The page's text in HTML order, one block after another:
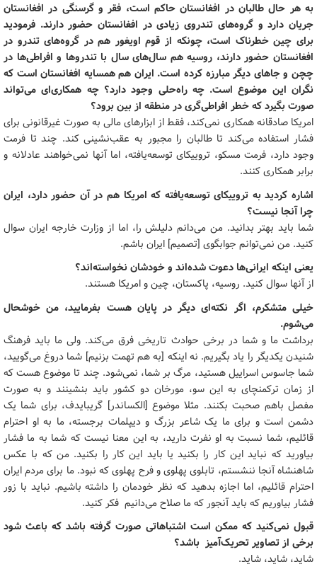
به هر حال طالبان در افغانستان حاکم است، فقر و گرسنگی در افغانستان
جریان دارد و گروه‌های تندروی زیادی در افغانستان حضور دارند. فرمودید
برای چین خطرناک است، چونکه از قوم اویغور هم در گروه‌های تندرو در
افغانستان حضور دارند، روسیه هم سال‌های سال با تندروها و افراطی‌ها در
چچن و جاهای دیگر مبارزه کرده است. ایران هم همسایه افغانستان است که
نگران این موضوع است. چه راه‌حلی وجود دارد؟ چه همکاری‌ای می‌تواند
صورت بگیرد که خطر افراطی‌گری در منطقه از بین برود؟
امریکا صادقانه همکاری نمی‌کند، فقط از ابزارهای مالی به صورت غیرقانونی برای
فشار استفاده می‌کند تا طالبان را مجبور به عقب‌نشینی کند. چند تا فرمت
وجود دارد، فرمت مسکو، تروییکای توسعه‌یافته، اما آنها نمی‌خواهند عادلانه و
برابر همکاری کنند.
اشاره کردید به تروییکای توسعه‌یافته که امریکا هم در آن حضور دارد، ایران
چرا آنجا نیست؟
شما باید بهتر بدانید. من می‌دانم دلیلش را، اما از وزارت خارجه ایران سوال
کنید. من نمی‌توانم جوابگوی [تصمیم] ایران باشم.
یعنی اینکه ایرانی‌ها دعوت شده‌اند و خودشان نخواسته‌اند؟
از آنها سوال کنید. روسیه، پاکستان، چین و امریکا هستند.
خیلی متشکرم، اگر نکته‌ای دیگر در پایان هست بفرمایید، من خوشحال
می‌شوم.
برداشت ما و شما در برخی حوادث تاریخی فرق می‌کند. ولی ما باید فرهنگ
شنیدن یکدیگر را یاد بگیریم. نه اینکه [به هم تهمت بزنیم] شما دروغ می‌گویید،
شما جاسوس اسراییل هستید، مرگ بر شما، نمی‌شود. چند تا موضوع هست که
از زمان ترکمنچای به این سو، مورخان دو کشور باید بنشینند و به صورت
مفصل باهم صحبت بکنند. مثلا موضوع [الکساندر] گریبایدف، برای شما یک
دشمن است و برای ما یک شاعر بزرگ و دیپلمات برجسته، ما به او احترام
قائلیم، شما نسبت به او نفرت دارید، به این معنا نیست که شما به ما فشار
بیاورید که نباید این کار را بکنید یا باید این کار را بکنید. من که با عکس
شاهنشاه آنجا ننشستم، تابلوی پهلوی و فرح پهلوی که نبود. ما برای مردم ایران
احترام قائلیم، اما اجازه بدهید که نظر خودمان را داشته ‌باشیم. نباید با زور
فشار بیاوریم که باید آنجور که ما صلاح می‌دانیم فکر کنید.
قبول نمی‌کنید که ممکن است اشتباهاتی صورت گرفته‌ باشد که باعث شود
برخی از تصاویر تحریک‌آمیز باشد؟
شاید، شاید، شاید.